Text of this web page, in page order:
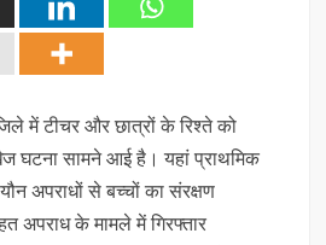
में टीचर और छात्रों के रिश्ते को
घटना सामने आई है। यहां प्राथमिक
अपराधों से बच्चों का संरक्षण
अपराध के मामले में गिरफ्तार